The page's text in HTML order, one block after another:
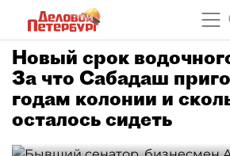
Новый срок
За что Сабадаш
годам колонии и
осталось сидеть